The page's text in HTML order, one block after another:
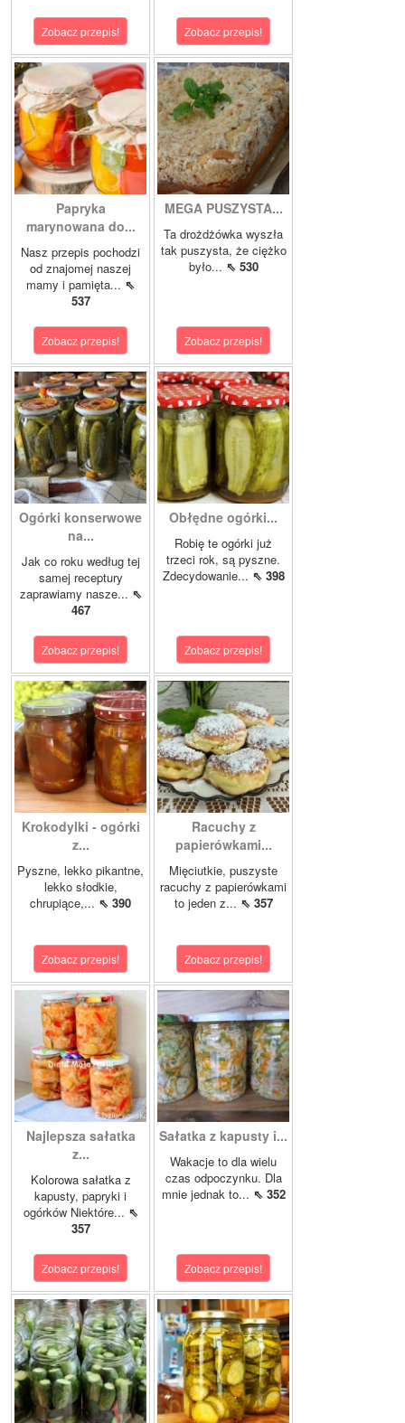
Zobacz przepis! Zobacz przepis!
Papryka
marynowana do...
Nasz przepis pochodzi
od znajomej naszej
mamy i pamięta... ⇖
537
Zobacz przepis!
MEGA PUSZYSTA...
Ta drożdżówka wyszła
tak puszysta, że ciężko
było... ⇖ 530
Zobacz przepis!
Ogórki konserwowe
na...
Jak co roku według tej
samej receptury
zaprawiamy nasze... ⇖
467
Zobacz przepis!
Obłędne ogórki...
Robię te ogórki już
trzeci rok, są pyszne.
Zdecydowanie... ⇖ 398
Zobacz przepis!
Krokodylki - ogórki
z...
Pyszne, lekko pikantne,
lekko słodkie,
chrupiące,... ⇖ 390
Zobacz przepis!
Racuchy z
papierówkami...
Mięciutkie, puszyste
racuchy z papierówkami
to jeden z... ⇖ 357
Zobacz przepis!
Najlepsza sałatka
z...
Kolorowa sałatka z
kapusty, papryki i
ogórków Niektóre... ⇖
357
Zobacz przepis!
Sałatka z kapusty i...
Wakacje to dla wielu
czas odpoczynku. Dla
mnie jednak to... ⇖ 352
Zobacz przepis!